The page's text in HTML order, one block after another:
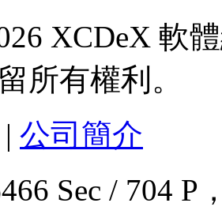
XCDeX 軟
所有權利。
| 公司簡介
Sec / 704